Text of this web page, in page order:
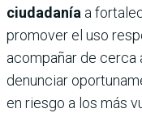
ciudadanía a
promover el uso
acompañar de cerca
denunciar
en riesgo a los más